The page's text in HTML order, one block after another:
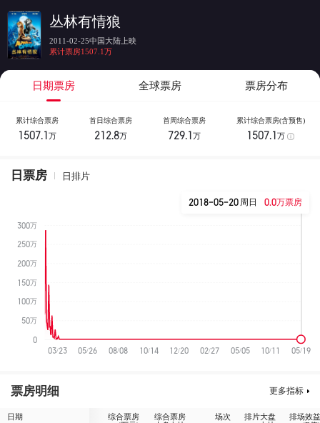
丛林有情狼
2011-02-25中国大陆上映
累计票房1507.1万
日期票房 全球票房 票房分布
累计综合票房
1507.1 万
首日综合票房
212.8万
首周综合票房
729.1 万
累计综合票房(含预售)
1507.1 万
日票房 日排片
0
50万
100万
150万
200万
250万
300万
03/23 05/26 08/08 10/14 12/20 02/27 05/05 10/11 05/19
2018-05-20 周日 0.0万票房
票房明细 更多指标
日期
综合票房
综合票房
场次
排片大盘
排场效益